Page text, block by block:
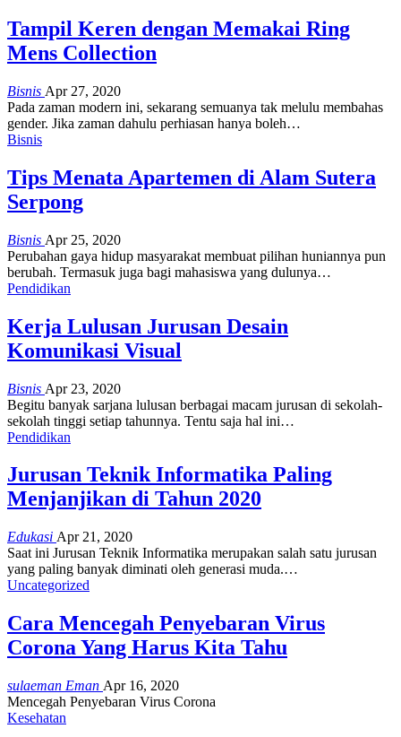
Tampil Keren dengan Memakai Ring
Mens Collection
Bisnis Apr 27, 2020
Pada zaman modern ini, sekarang semuanya tak melulu membahas
gender. Jika zaman dahulu perhiasan hanya boleh…
Bisnis
Tips Menata Apartemen di Alam Sutera
Serpong
Bisnis Apr 25, 2020
Perubahan gaya hidup masyarakat membuat pilihan huniannya pun
berubah. Termasuk juga bagi mahasiswa yang dulunya…
Pendidikan
Kerja Lulusan Jurusan Desain
Komunikasi Visual
Bisnis Apr 23, 2020
Begitu banyak sarjana lulusan berbagai macam jurusan di sekolah-
sekolah tinggi setiap tahunnya. Tentu saja hal ini…
Pendidikan
Jurusan Teknik Informatika Paling
Menjanjikan di Tahun 2020
Edukasi Apr 21, 2020
Saat ini Jurusan Teknik Informatika merupakan salah satu jurusan
yang paling banyak diminati oleh generasi muda.…
Uncategorized
Cara Mencegah Penyebaran Virus
Corona Yang Harus Kita Tahu
sulaeman Eman Apr 16, 2020
Mencegah Penyebaran Virus Corona
Kesehatan